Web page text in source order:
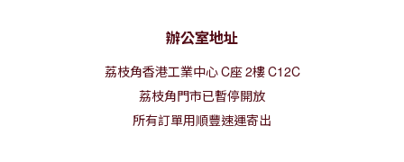
辦公室地址
荔枝角香港工業中心C座2樓C12C
荔枝角門市已暫停開放
所有訂單用順豐速運寄出